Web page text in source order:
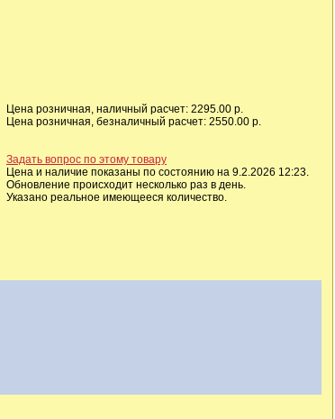
Цена розничная, наличный расчет: 2295.00 р.
Цена розничная, безналичный расчет: 2550.00 р.
Задать вопрос по этому товару
Цена и наличие показаны по состоянию на 9.2.2026 12:23.
Обновление происходит несколько раз в день.
Указано реальное имеющееся количество.